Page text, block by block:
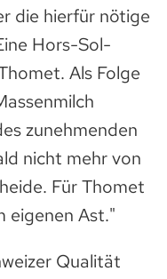
die hierfür nötige
Hors-Sol-
Als Folge
zunehmenden
nicht mehr von
Für Thomet
eigenen Ast."
Qualität